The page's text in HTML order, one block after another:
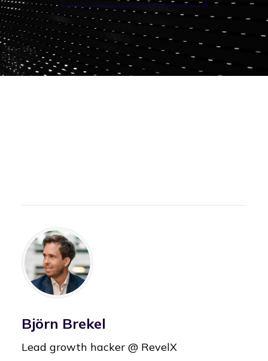
Björn Brekel
Lead growth hacker @ RevelX